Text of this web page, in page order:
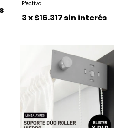
3x$16.317sin interés